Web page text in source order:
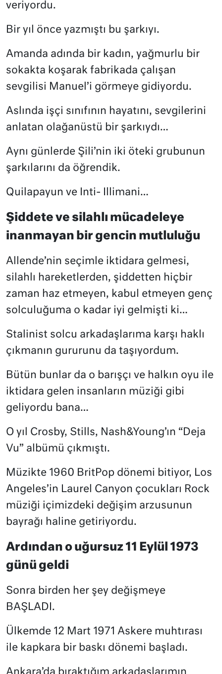
veriyordu.
Bir yıl önce yazmıştı bu şarkıyı.
Amanda adında bir kadın, yağmurlu bir
sokakta koşarak fabrikada çalışan
sevgilisi Manuel’i görmeye gidiyordu.
Aslında işçi sınıfının hayatını, sevgilerini
anlatan olağanüstü bir şarkıydı…
Aynı günlerde Şili’nin iki öteki grubunun
şarkılarını da öğrendik.
Quilapayun ve Inti- Illimani…
Şiddete ve silahlı mücadeleye
inanmayan bir gencin mutluluğu
Allende’nin seçimle iktidara gelmesi,
silahlı hareketlerden, şiddetten hiçbir
zaman haz etmeyen, kabul etmeyen genç
solculuğuma o kadar iyi gelmişti ki…
Stalinist solcu arkadaşlarıma karşı haklı
çıkmanın gururunu da taşıyordum.
Bütün bunlar da o barışçı ve halkın oyu ile
iktidara gelen insanların müziği gibi
geliyordu bana…
O yıl Crosby, Stills, Nash&Young’ın “Deja
Vu” albümü çıkmıştı.
Müzikte 1960 BritPop dönemi bitiyor, Los
Angeles’in Laurel Canyon çocukları Rock
müziği içimizdeki değişim arzusunun
bayrağı haline getiriyordu.
Ardından o uğursuz 11 Eylül 1973
günü geldi
Sonra birden her şey değişmeye
BAŞLADI.
Ülkemde 12 Mart 1971 Askere muhtırası
ile kapkara bir baskı dönemi başladı.